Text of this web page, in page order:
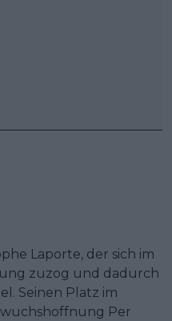
Laporte, der sich im
zuzog und dadurch
Seinen Platz im
Per